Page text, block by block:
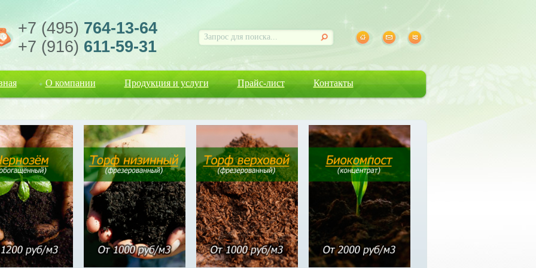
+7 (495) 764-13-64
+7 (916) 611-59-31
О компании Продукция и услуги Прайс-лист Контакты